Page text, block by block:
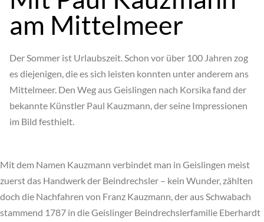
am Mittelmeer
Der Sommer ist Urlaubszeit. Schon vor über 100 Jahren zog
es diejenigen, die es sich leisten konnten unter anderem ans
Mittelmeer. Den Weg aus Geislingen nach Korsika fand der
bekannte Künstler Paul Kauzmann, der seine Impressionen
im Bild festhielt.
Mit dem Namen Kauzmann verbindet man in Geislingen meist
zuerst das Handwerk der Beindrechsler – kein Wunder, zählten
doch die Nachfahren von Franz Kauzmann, der aus Schwabach
stammend 1787 in die Geislinger Beindrechslerfamilie Eberhardt